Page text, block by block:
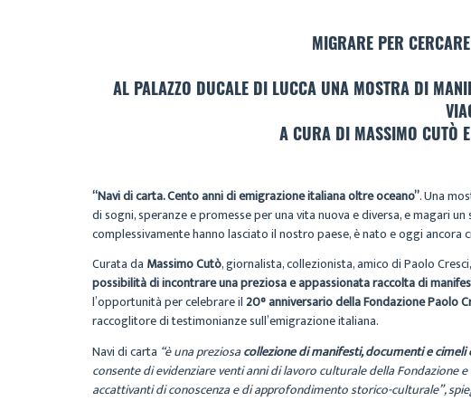
MIGRARE PER
AL PALAZZO DUCALE DI LUCCA UNA MOSTRA DI
A CURA DI MASSIMO CUTÒ
“Navi di carta. Cento anni di emigrazione italiana oltre oceano”. Una
di sogni, speranze e promesse per una vita nuova e diversa, e magari
complessivamente hanno lasciato il nostro paese, è nato e oggi ancora
Curata da Massimo Cutò, giornalista, collezionista, amico di Paolo
possibilità di incontrareuna preziosa e appassionata raccolta di
l’opportunità per celebrare il20° anniversario della Fondazione Paolo
raccoglitore di testimonianze sull’emigrazione italiana.
Navi di carta “è una preziosacollezione di manifesti, documenti e
consente di evidenziare venti anni di lavoro culturale della
accattivanti di conoscenza e di approfondimento storico-culturale”,